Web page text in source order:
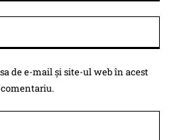
de e-mail și site-ul web în acest